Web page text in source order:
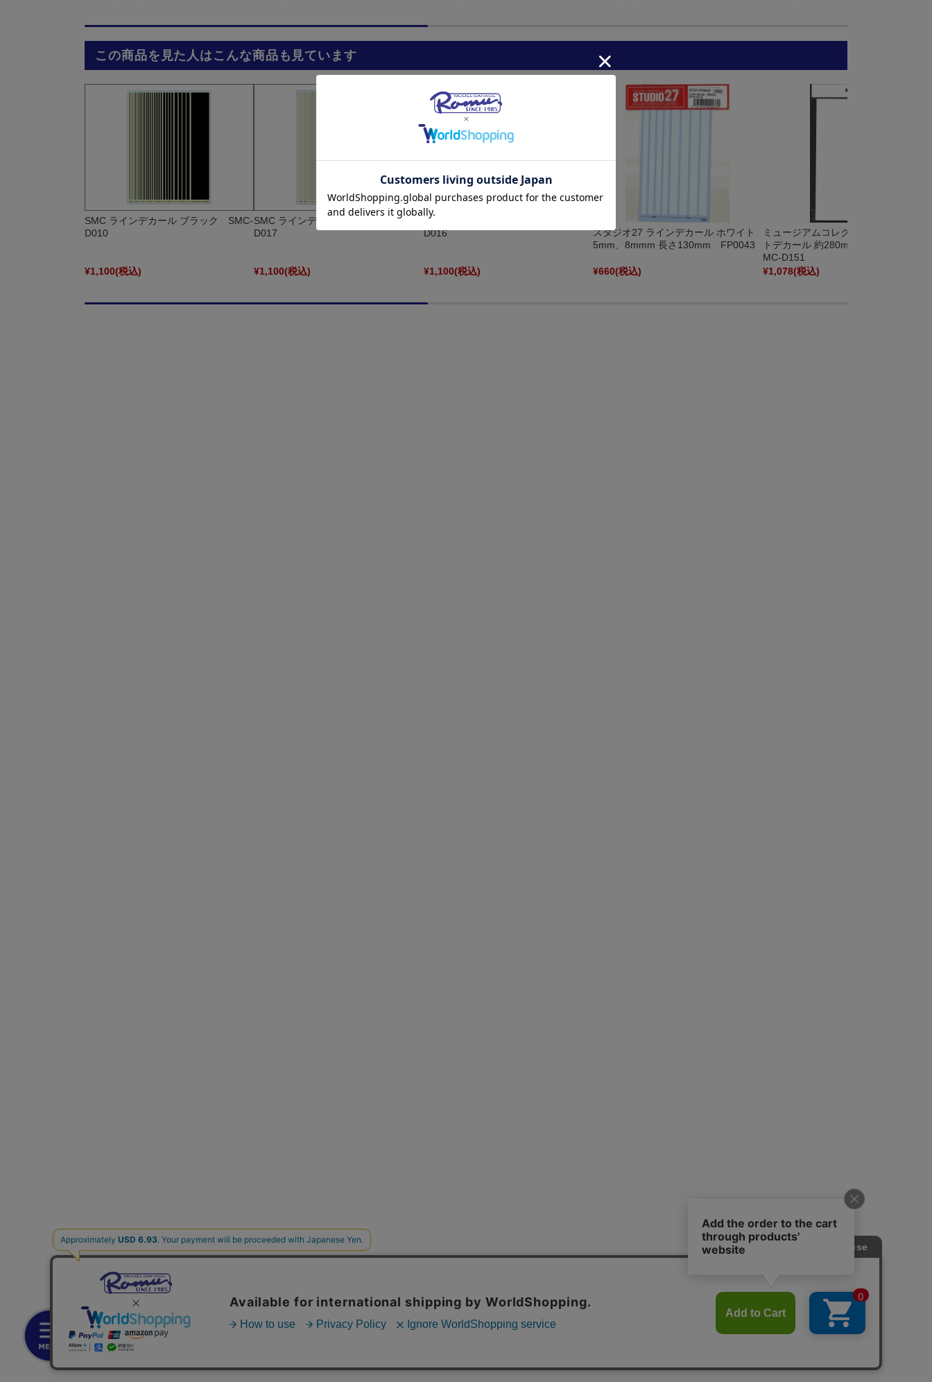
この商品を見た人はこんな商品も見ています
SMC ラインデカール ブラック SMC-
D010
¥1,100(税込)
SMC ラインデカール シルバー SMC-
D017
¥1,100(税込)
SMC ラインデカール ゴールド SMC-
D016
¥1,100(税込)
スタジオ27 ラインデカール ホワイト
5mm、8mmm 長さ130mm FP0043
¥660(税込)
ミュージアムコレクション 大判ホワイ
トデカール 約280mm × 約140mm
MC-D151
¥1,078(税込)